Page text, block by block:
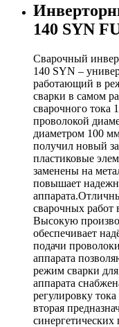
140 SYN
Сварочный
140 SYN –
работающий в
сварки в самом
сварочного тока
проволокой
диаметром 100
получил новый
пластиковые
заменены на
повышает
сварочных работ
Высокую
обеспечивает
подачи
аппарата
режим сварки
аппарата
регулировку
вторая